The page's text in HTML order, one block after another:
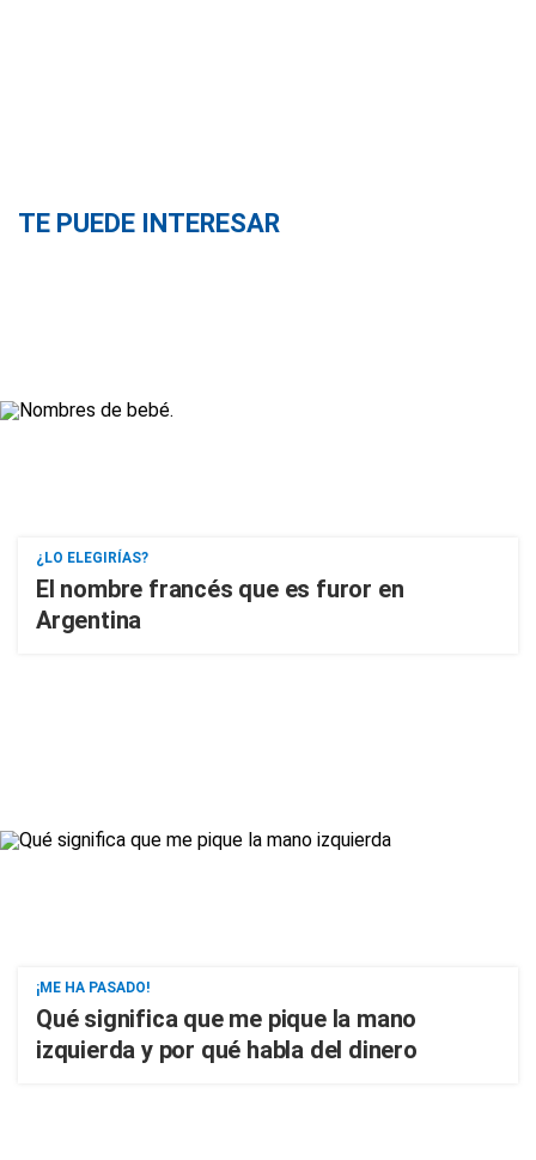
TE PUEDE INTERESAR
¿LO ELEGIRÍAS?
El nombre francés que es furor en
Argentina
¡ME HA PASADO!
Qué significa que me pique la mano
izquierda y por qué habla del dinero